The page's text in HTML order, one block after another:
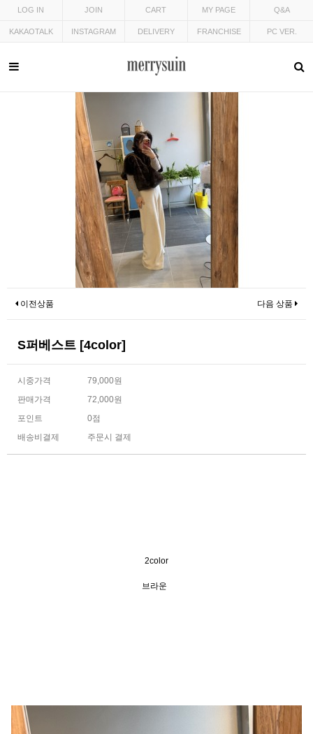
LOG IN JOIN CART MY PAGE Q&A
KAKAOTALK INSTAGRAM DELIVERY FRANCHISE PC VER.
이전상품 다음 상품
S퍼베스트 [4color]
시중가격
79,000원
판매가격
72,000원
포인트
0점
배송비결제
주문시 결제
2color
브라운